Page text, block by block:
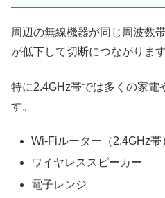
周辺の無線機器が同じ周波数
が低下して切断につながります
特に2.4GHz帯では多くの家電
す。
Wi-Fiルーター（2.4GHz帯
ワイヤレススピーカー
電子レンジ